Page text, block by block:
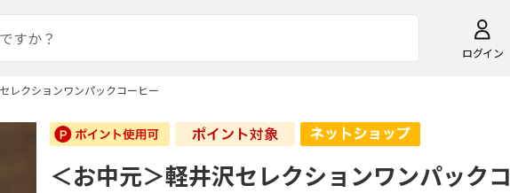
ログイン
レクションワンパックコーヒー
＜お中元＞軽井沢セレクションワンパックコ